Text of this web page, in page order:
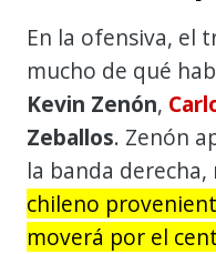
En la ofensiva, el
mucho de qué
Kevin Zenón,
Zeballos. Zenón
la banda
chileno
moverá por el